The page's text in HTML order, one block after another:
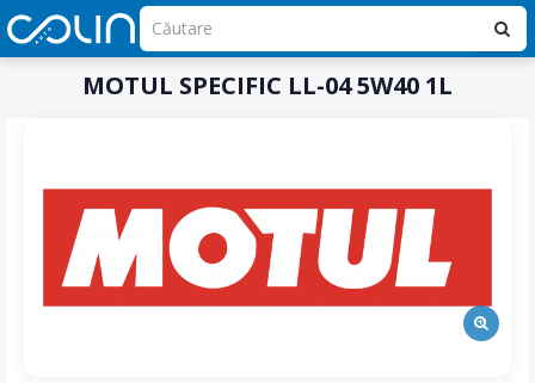
MOTUL SPECIFIC LL-04 5W40 1L